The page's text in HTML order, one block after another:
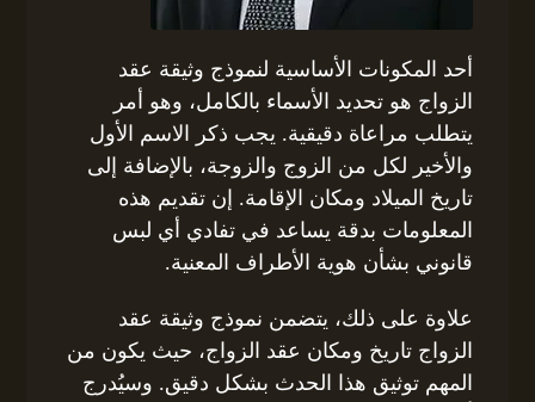
أحد المكونات الأساسية لنموذج وثيقة عقد
الزواج هو تحديد الأسماء بالكامل، وهو أمر
يتطلب مراعاة دقيقية. يجب ذكر الاسم الأول
والأخير لكل من الزوج والزوجة، بالإضافة إلى
تاريخ الميلاد ومكان الإقامة. إن تقديم هذه
المعلومات بدقة يساعد في تفادي أي لبس
قانوني بشأن هوية الأطراف المعنية.
علاوة على ذلك، يتضمن نموذج وثيقة عقد
الزواج تاريخ ومكان عقد الزواج، حيث يكون من
المهم توثيق هذا الحدث بشكل دقيق. وسيُدرج